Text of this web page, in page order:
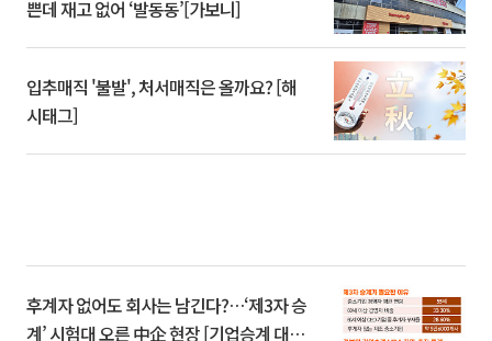
쁜데 재고 없어 ‘발동동’[가보니]
입추매직 '불발', 처서매직은 올까요? [해
시태그]
후계자 없어도 회사는 남긴다?…‘제3자 승
계’ 시험대 오른 中企 현장 [기업승계 대전